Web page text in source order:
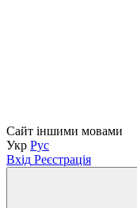
Сайт іншими мовами
Укр Рус
Вхід Реєстрація